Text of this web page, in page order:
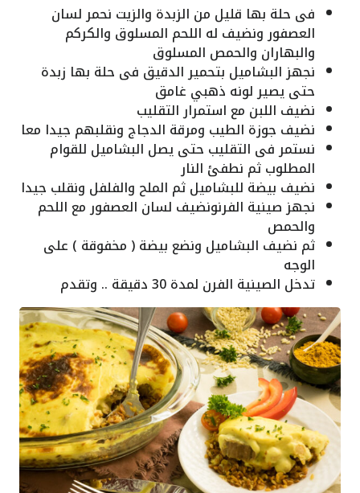
فى حلة بها قليل من الزبدة والزيت نحمر لسان
العصفور ونضيف له اللحم المسلوق والكركم
والبهاران والحمص المسلوق
نجهز البشاميل بتحمير الدقيق فى حلة بها زبدة
حتى يصير لونه ذهبي غامق
نضيف اللبن مع استمرار التقليب
نضيف جوزة الطيب ومرقة الدجاج ونقلبهم جيدا معا
نستمر فى التقليب حتى يصل البشاميل للقوام
المطلوب ثم نطفئ النار
نضيف بيضة للبشاميل ثم الملح والفلفل ونقلب جيدا
نجهز صينية الفرنونضيف لسان العصفور مع اللحم
والحمص
ثم نضيف البشاميل ونضع بيضة ( مخفوقة ) على
الوجه
تدخل الصينية الفرن لمدة 30 دقيقة .. وتقدم